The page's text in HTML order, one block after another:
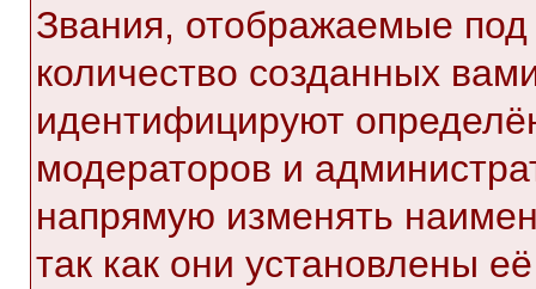
Звания, отображаемые
количество созданных
идентифицируют
модераторов и
напрямую изменять
так как они установлены